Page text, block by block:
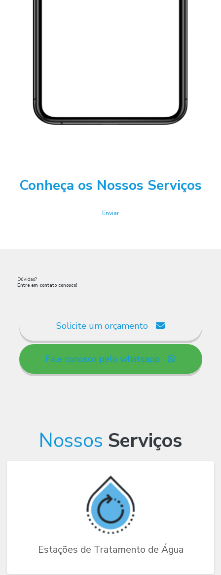
Conheça os Nossos Serviços
Enviar
Dúvidas?
Entre em contato conosco!
Solicite um orçamento
Fale conosco pelo whatsapp
Nossos Serviços
Estações de Tratamento de Água